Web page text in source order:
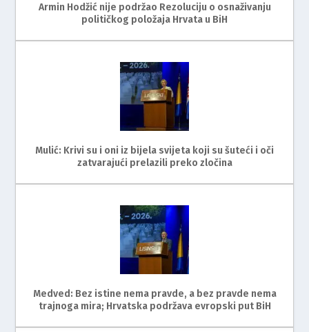
Armin Hodžić nije podržao Rezoluciju o osnaživanju
političkog položaja Hrvata u BiH
Mulić: Krivi su i oni iz bijela svijeta koji su šuteći i oči
zatvarajući prelazili preko zločina
Medved: Bez istine nema pravde, a bez pravde nema
trajnoga mira; Hrvatska podržava evropski put BiH